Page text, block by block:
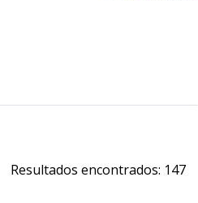
Resultados encontrados: 147